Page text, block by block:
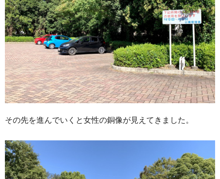
その先を進んでいくと女性の銅像が見えてきました。